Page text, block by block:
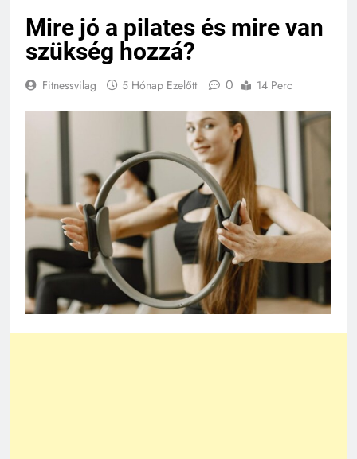
Mire jó a pilates és mire van
szükség hozzá?
Fitnessvilag 5 Hónap Ezelőtt 0 14 Perc